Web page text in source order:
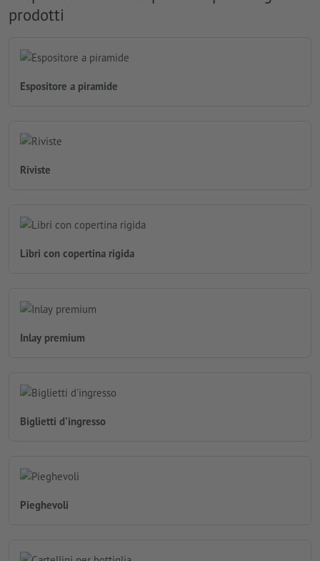
prodotti
Espositore a piramide
Riviste
Libri con copertina rigida
Inlay premium
Biglietti d'ingresso
Pieghevoli